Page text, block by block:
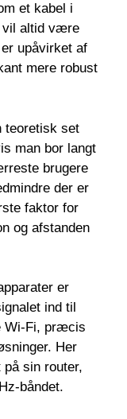
et kabel i
vil altid være
upåvirket af
mere robust
teoretisk set
man bor langt
brugere
der er
faktor for
og afstanden
er
ind til
Wi-Fi, præcis
Her
sin router,
båndet.